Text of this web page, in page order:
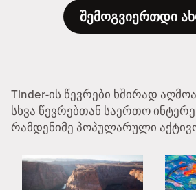
შემოგვიერთდი
Tinder-ის წევრები ხშირად
სხვა წევრებთან საერთო
რამდენიმე პოპულარული